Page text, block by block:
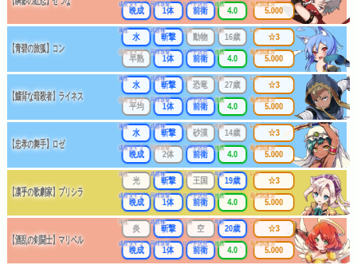
成長タイプ
晩成
同時攻撃
1体
リーチ区分
前衛
連携
4.0
最大防護力
5.000
【青碧の旅狐】コン
属性
水
武器種
斬撃
出身
動物
年齢
16歳
成長タイプ
早熟
同時攻撃
1体
リーチ区分
前衛
連携
4.0
レア
☆3
最大防護力
5.000
【鯔背な暗殺者】ライネス
属性
水
武器種
斬撃
出身
恐竜
年齢
27歳
成長タイプ
平均
同時攻撃
1体
リーチ区分
前衛
連携
4.0
レア
☆3
最大防護力
5.000
【忠孝の舞手】ロゼ
属性
水
武器種
斬撃
出身
砂漠
年齢
14歳
成長タイプ
晩成
同時攻撃
2体
リーチ区分
前衛
連携
4.0
レア
☆3
最大防護力
5.000
【凛乎の歌劇家】プリシラ
属性
光
武器種
斬撃
出身
王国
年齢
19歳
成長タイプ
晩成
同時攻撃
1体
リーチ区分
前衛
連携
4.0
レア
☆3
最大防護力
5.000
【酒乱の剣闘士】マリベル
属性
炎
武器種
斬撃
出身
空
年齢
20歳
成長タイプ
晩成
同時攻撃
1体
リーチ区分
前衛
連携
4.0
レア
☆3
最大防護力
5.000